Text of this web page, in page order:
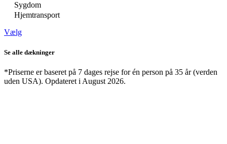
Sygdom
Hjemtransport
Vælg
Se alle dækninger
*Priserne er baseret på 7 dages rejse for én person på 35 år (verden
uden USA). Opdateret i August 2026.